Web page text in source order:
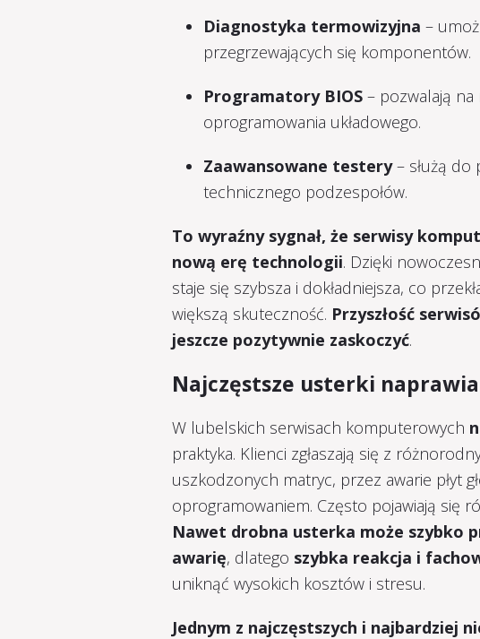
Diagnostyka termowizyjna –
przegrzewających się komponentów.
Programatory BIOS – pozwalają
oprogramowania układowego.
Zaawansowane testery– służą do
technicznego podzespołów.
To wyraźny sygnał, że serwisy
nową erę technologii. Dzięki
staje się szybsza i dokładniejsza, co
większą skuteczność. Przyszłość
jeszcze pozytywnie zaskoczyć.
Najczęstsze usterki
W lubelskich serwisach komputerowych
praktyka. Klienci zgłaszają się z
uszkodzonych matryc, przez awarie płyt
oprogramowaniem. Często pojawiają się
Nawet drobna usterka może szybko
awarię, dlatego szybka reakcja i
uniknąć wysokich kosztów i stresu.
Jednym z najczęstszych i najbardziej